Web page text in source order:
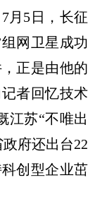
月5日，长征
网卫星成功
正是由他的
者回忆技术
江苏“不唯出
府还出台22
创型企业茁